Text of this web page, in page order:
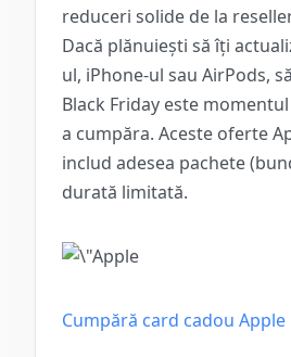
reduceri solide de la
Dacă plănuiești să îți
ul, iPhone-ul sau AirPods,
Black Friday este
a cumpăra. Aceste oferte
includ adesea pachete
durată limitată.
Cumpără card cadou Apple